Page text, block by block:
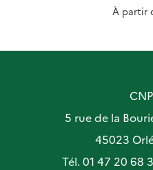
À partir
5 rue de la
45023
Tél. 01 47 20 68